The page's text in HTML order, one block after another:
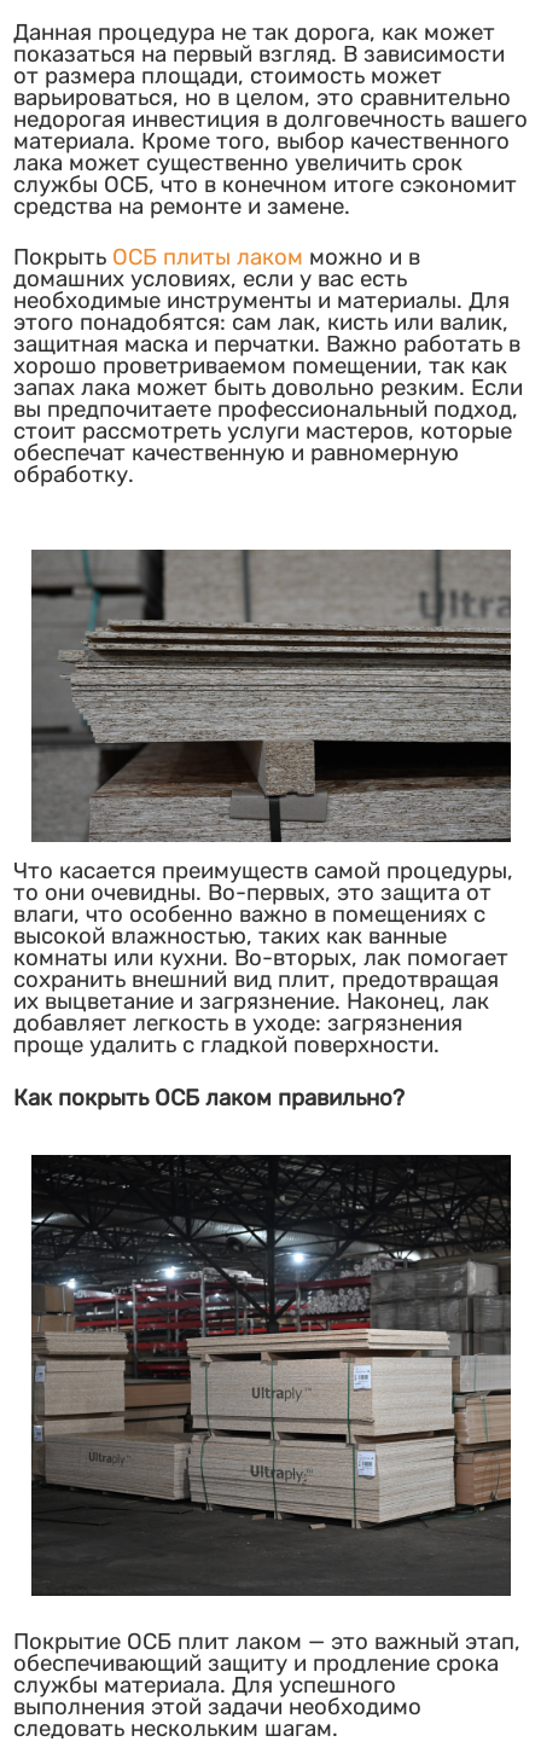
Данная процедура не так дорога, как может
показаться на первый взгляд. В зависимости
от размера площади, стоимость может
варьироваться, но в целом, это сравнительно
недорогая инвестиция в долговечность вашего
материала. Кроме того, выбор качественного
лака может существенно увеличить срок
службы ОСБ, что в конечном итоге сэкономит
средства на ремонте и замене.
Покрыть ОСБ плиты лаком можно и в
домашних условиях, если у вас есть
необходимые инструменты и материалы. Для
этого понадобятся: сам лак, кисть или валик,
защитная маска и перчатки. Важно работать в
хорошо проветриваемом помещении, так как
запах лака может быть довольно резким. Если
вы предпочитаете профессиональный подход,
стоит рассмотреть услуги мастеров, которые
обеспечат качественную и равномерную
обработку.
Что касается преимуществ самой процедуры,
то они очевидны. Во-первых, это защита от
влаги, что особенно важно в помещениях с
высокой влажностью, таких как ванные
комнаты или кухни. Во-вторых, лак помогает
сохранить внешний вид плит, предотвращая
их выцветание и загрязнение. Наконец, лак
добавляет легкость в уходе: загрязнения
проще удалить с гладкой поверхности.
Как покрыть ОСБ лаком правильно?
Покрытие ОСБ плит лаком — это важный этап,
обеспечивающий защиту и продление срока
службы материала. Для успешного
выполнения этой задачи необходимо
следовать нескольким шагам.